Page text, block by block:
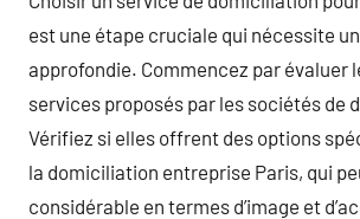
est une étape cruciale qui nécessite
approfondie. Commencez par évaluer
services proposés par les sociétés de
Vérifiez si elles offrent des options
la domiciliation entreprise Paris, qui
considérable en termes d’image et